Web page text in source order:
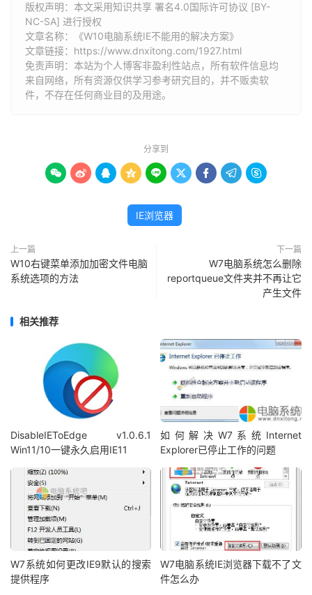
版权声明：本文采用知识共享 署名4.0国际许可协议 [BY-
NC-SA] 进行授权
文章名称：《W10电脑系统IE不能用的解决方案》
文章链接： https://www.dnxitong.com/1927.html
免责声明：本站为个人博客非盈利性站点，所有软件信息均
来自网络，所有资源仅供学习参考研究目的，并不贩卖软
件，不存在任何商业目的及用途。
分享到
        
IE浏览器
上一篇
W10右键菜单添加加密文件电脑
系统选项的方法
下一篇
W7电脑系统怎么删除
reportqueue文件夹并不再让它
产生文件
相关推荐
DisableIEToEdge v1.0.6.1
Win11/10一键永久启用IE11
如何解决W7系统Internet
Explorer已停止工作的问题
W7系统如何更改IE9默认的搜索
提供程序
W7电脑系统IE浏览器下载不了文
件怎么办